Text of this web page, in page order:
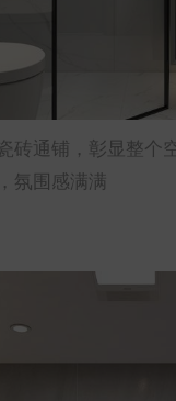
砖通铺，彰显整
氛围感满满